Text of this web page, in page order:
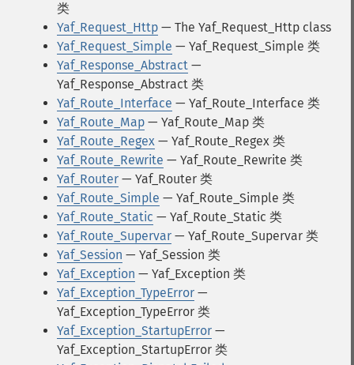
类
Yaf_Request_Http — The Yaf_Request_Http class
Yaf_Request_Simple — Yaf_Request_Simple 类
Yaf_Response_Abstract —
Yaf_Response_Abstract 类
Yaf_Route_Interface — Yaf_Route_Interface 类
Yaf_Route_Map — Yaf_Route_Map 类
Yaf_Route_Regex — Yaf_Route_Regex 类
Yaf_Route_Rewrite — Yaf_Route_Rewrite 类
Yaf_Router — Yaf_Router 类
Yaf_Route_Simple — Yaf_Route_Simple 类
Yaf_Route_Static — Yaf_Route_Static 类
Yaf_Route_Supervar — Yaf_Route_Supervar 类
Yaf_Session — Yaf_Session 类
Yaf_Exception — Yaf_Exception 类
Yaf_Exception_TypeError —
Yaf_Exception_TypeError 类
Yaf_Exception_StartupError —
Yaf_Exception_StartupError 类